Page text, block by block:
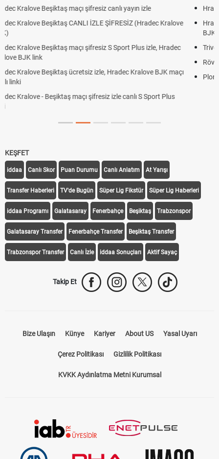
Hradec Kralove - Beşiktaş maçı şifresiz izle canlı tv100 linki
Hradec Kralove Beşiktaş maçı şifresiz tv100 izle, Hradec
Trivela Nedir? Trivela Vuruşu Nasıl Yapılır?
Röveşata Nedir? Röveşata Vuruşu Nasıl Yapılır?
Plonjon Nedir? Kalecilikte Plonjon Hareketi Nasıl Yapılır?
KEŞFET
iddaa Canlı Skor Puan Durumu Canlı Anlatım At Yarışı
Transfer Haberleri TV'de Bugün Süper Lig Fikstür Süper Lig Haberleri
iddaa Programı Galatasaray Fenerbahçe Beşiktaş Trabzonspor
Galatasaray Transfer Fenerbahçe Transfer Beşiktaş Transfer
Trabzonspor Transfer Canlı İzle iddaa Sonuçları Aktif Sayaç
Takip Et
Bize Ulaşın Künye Kariyer About US Yasal Uyarı
Çerez Politikası Gizlilik Politikası
KVKK Aydınlatma Metni Kurumsal